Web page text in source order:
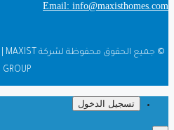
Email: info@maxisthomes.com
GROUP
تسجيل الدخول